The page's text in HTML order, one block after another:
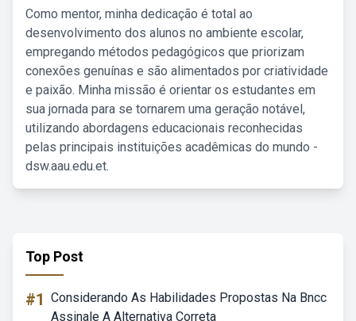
Como mentor, minha dedicação é total ao
desenvolvimento dos alunos no ambiente escolar,
empregando métodos pedagógicos que priorizam
conexões genuínas e são alimentados por criatividade
e paixão. Minha missão é orientar os estudantes em
sua jornada para se tornarem uma geração notável,
utilizando abordagens educacionais reconhecidas
pelas principais instituições acadêmicas do mundo -
dsw.aau.edu.et.
Top Post
#1 Considerando As Habilidades Propostas Na Bncc
Assinale A Alternativa Correta